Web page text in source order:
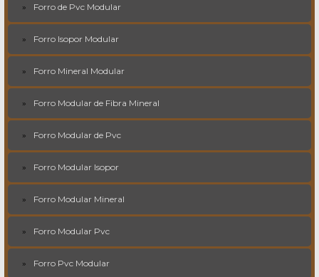
Forro de Pvc Modular
Forro Isopor Modular
Forro Mineral Modular
Forro Modular de Fibra Mineral
Forro Modular de Pvc
Forro Modular Isopor
Forro Modular Mineral
Forro Modular Pvc
Forro Pvc Modular